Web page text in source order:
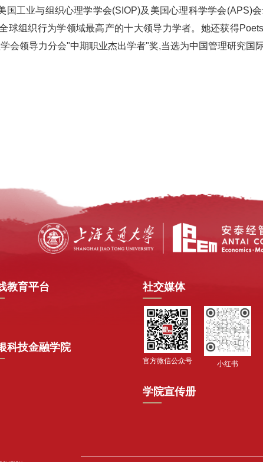
国工业与组织心理学学会(SIOP)及美国心理科学学会(APS)
球组织行为学领域最高产的十大领导力学者。她还获得
会领导力分会"中期职业杰出学者"奖,当选为中国管理研究国
教育平台
科技金融学院
社交媒体
官方微信公众号 小红书
学院宣传册